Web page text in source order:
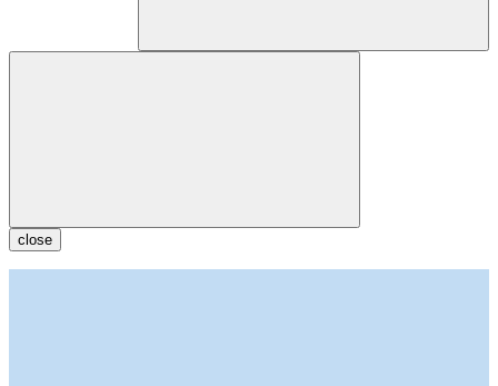
close